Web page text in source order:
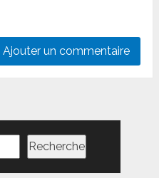
Recherche